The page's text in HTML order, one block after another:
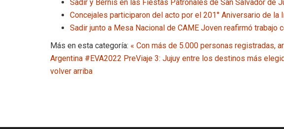
Sadir y Bernis en las Fiestas Patronales de San Salvador de
Concejales participaron del acto por el 201° Aniversario de la
Sadir junto a Mesa Nacional de CAME Joven reafirmó trabajo
Más en esta categoría: « Con más de 5.000 personas registradas,
Argentina #EVA2022 PreViaje 3: Jujuy entre los destinos más
volver arriba